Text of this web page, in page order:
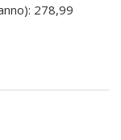
278,99